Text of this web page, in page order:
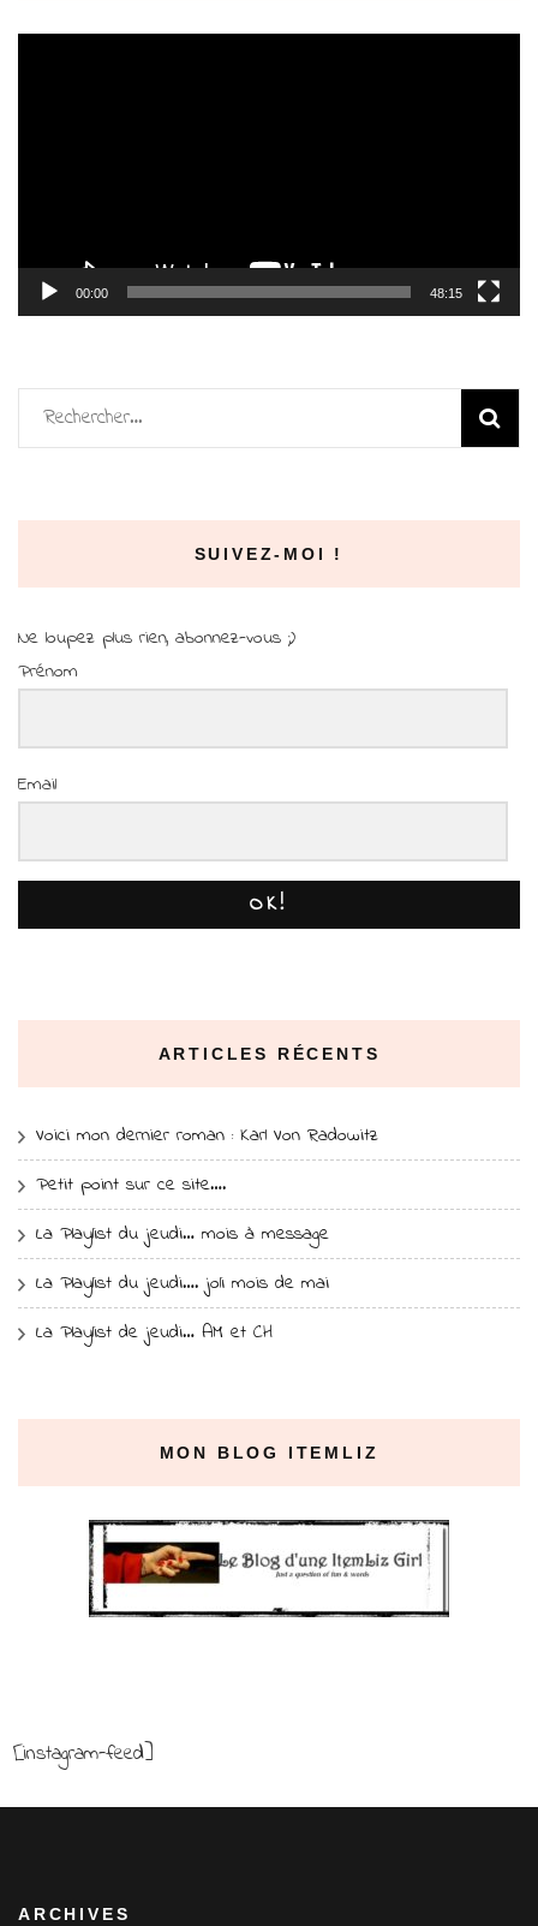
00:00 48:15
Rechercher :
SUIVEZ-MOI !
Ne loupez plus rien, abonnez-vous ;)
Prénom
Email
OK!
ARTICLES RÉCENTS
Voici mon dernier roman : Karl Von Radowitz
Petit point sur ce site….
La Playlist du jeudi… mois à message
La Playlist du jeudi…. joli mois de mai
La Playlist de jeudi… AM et CH
MON BLOG ITEMLIZ
[instagram-feed]
ARCHIVES